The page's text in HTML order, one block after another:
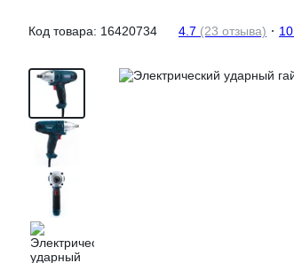
Код товара: 16420734 4.7 (23 отзыва)